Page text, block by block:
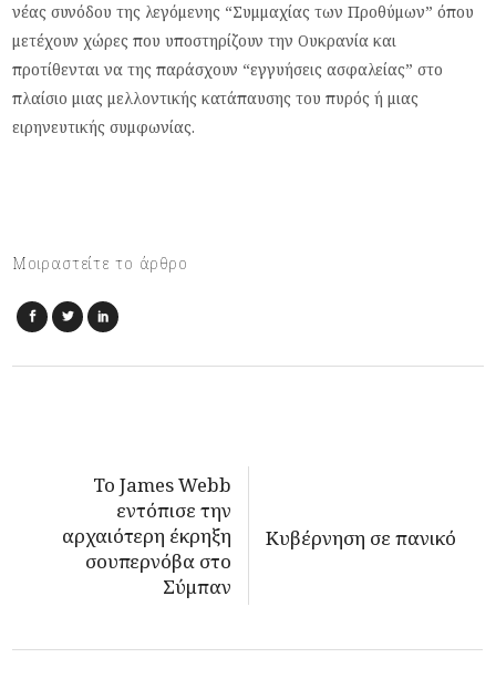
νέας συνόδου της λεγόμενης “Συμμαχίας των Προθύμων” όπου
μετέχουν χώρες που υποστηρίζουν την Ουκρανία και
προτίθενται να της παράσχουν “εγγυήσεις ασφαλείας” στο
πλαίσιο μιας μελλοντικής κατάπαυσης του πυρός ή μιας
ειρηνευτικής συμφωνίας.
Μοιραστείτε το άρθρο
Το James Webb
εντόπισε την
αρχαιότερη έκρηξη
σουπερνόβα στο
Σύμπαν
Κυβέρνηση σε πανικό